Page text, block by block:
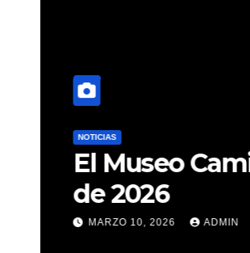
NOTICIAS
El Museo
de 2026
MARZO 10, 2026 ADMIN